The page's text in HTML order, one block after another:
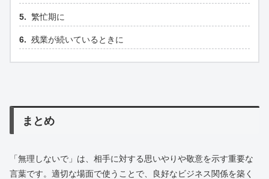
繁忙期に
残業が続いているときに
まとめ
「無理しないで」は、相手に対する思いやりや敬意を示す重要な
言葉です。適切な場面で使うことで、良好なビジネス関係を築く